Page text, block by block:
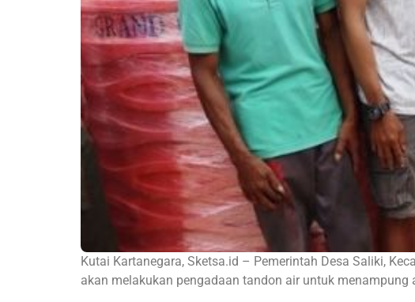
Kutai Kartanegara, Sketsa.id – Pemerintah Desa Saliki,
akan melakukan pengadaan tandon air untuk menampung